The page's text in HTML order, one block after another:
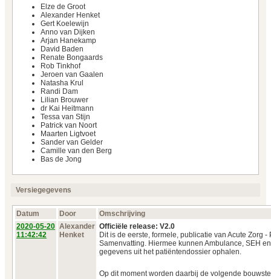
Elze de Groot
Alexander Henket
Gert Koelewijn
Anno van Dijken
Arjan Hanekamp
David Baden
Renate Bongaards
Rob Tinkhof
Jeroen van Gaalen
Natasha Krul
Randi Dam
Lilian Brouwer
dr Kai Heitmann
Tessa van Stijn
Patrick van Noort
Maarten Ligtvoet
Sander van Gelder
Camille van den Berg
Bas de Jong
Versiegegevens
Datum Door
Omschrijving
2020‑05‑20
11:42:42
Alexander
Henket
Officiële release: V2.0
Dit is de eerste, formele, publicatie van Acute Zorg -
Samenvatting. Hiermee kunnen Ambulance, SEH
gegevens uit het patiëntendossier ophalen.
Op dit moment worden daarbij de volgende